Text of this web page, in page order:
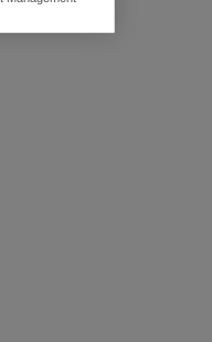
display